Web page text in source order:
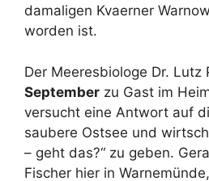
damaligen Kvaerner
worden ist.
Der Meeresbiologe Dr. Lutz
September zu Gast im
versucht eine Antwort auf
saubere Ostsee und
– geht das?“ zu geben.
Fischer hier in